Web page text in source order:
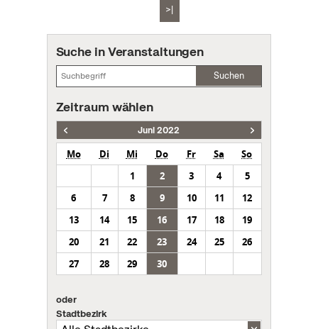
>|
Suche in Veranstaltungen
Suchen
Zeitraum wählen
Juni 2022
Mo Di Mi Do Fr Sa
So
1
2 3 4
5
6
7 8 9 10 11
12
13
14 15 16 17 18
19
20
21 22 23 24 25
26
27
28 29 30
oder
Stadtbezirk